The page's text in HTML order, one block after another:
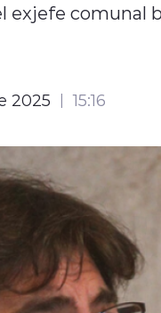
exjefe comunal
2025 15:16